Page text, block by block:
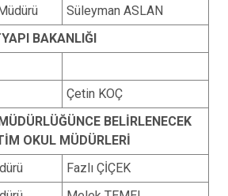
Süleyman ASLAN
BAKANLIĞI
Çetin KOÇ
BELİRLENECEK
OKUL MÜDÜRLERİ
Fazlı ÇİÇEK